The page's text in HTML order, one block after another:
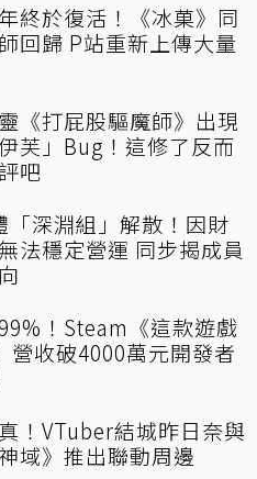
終於復活！《冰菓》同
回歸 P站重新上傳大量
《打屁股驅魔師》出現
伊芙」Bug！這修了反而
吧
「深淵組」解散！因財
法穩定營運 同步揭成員
！Steam《這款遊戲
營收破4000萬元開發者
！VTuber結城昨日奈與
域》推出聯動周邊